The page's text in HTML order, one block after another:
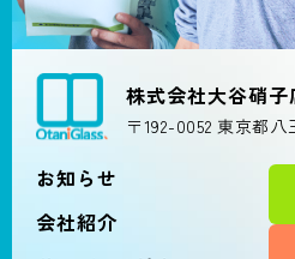
株式会社大谷硝子
〒192-0052 東京都
お知らせ
会社紹介